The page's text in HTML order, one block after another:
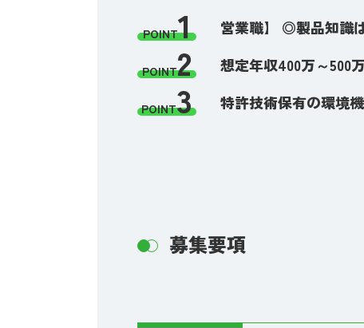
POINT1 営業職】 ◎製品知識
POINT2 想定年収400万～500
POINT3 特許技術保有の環境
募集要項